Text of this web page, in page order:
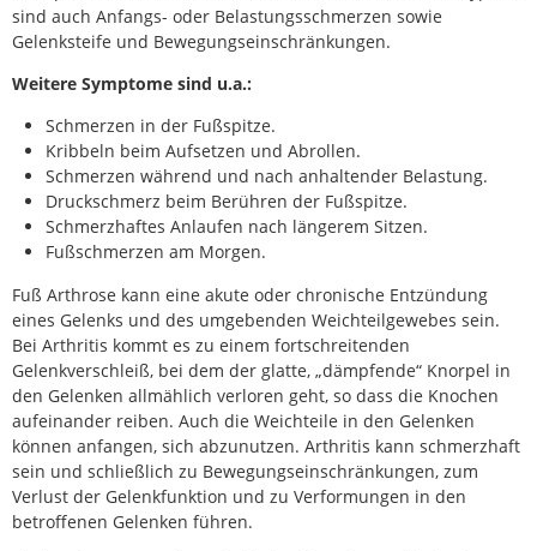
sind auch Anfangs- oder Belastungsschmerzen sowie
Gelenksteife und Bewegungseinschränkungen.
Weitere Symptome sind u.a.:
Schmerzen in der Fußspitze.
Kribbeln beim Aufsetzen und Abrollen.
Schmerzen während und nach anhaltender Belastung.
Druckschmerz beim Berühren der Fußspitze.
Schmerzhaftes Anlaufen nach längerem Sitzen.
Fußschmerzen am Morgen.
Fuß Arthrose kann eine akute oder chronische Entzündung
eines Gelenks und des umgebenden Weichteilgewebes sein.
Bei Arthritis kommt es zu einem fortschreitenden
Gelenkverschleiß, bei dem der glatte, „dämpfende“ Knorpel in
den Gelenken allmählich verloren geht, so dass die Knochen
aufeinander reiben. Auch die Weichteile in den Gelenken
können anfangen, sich abzunutzen. Arthritis kann schmerzhaft
sein und schließlich zu Bewegungseinschränkungen, zum
Verlust der Gelenkfunktion und zu Verformungen in den
betroffenen Gelenken führen.